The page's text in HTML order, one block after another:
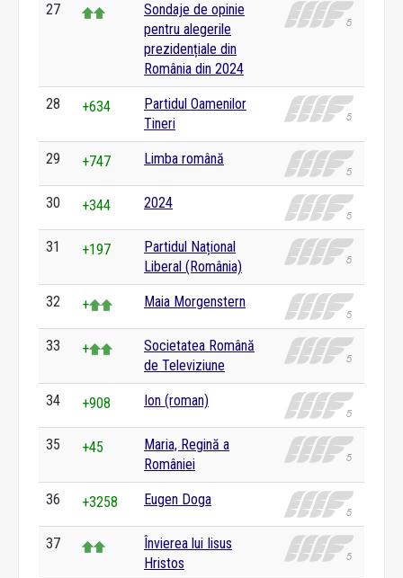
27
Sondaje de opinie
pentru alegerile
prezidențiale din
România din 2024
28 +634
Partidul Oamenilor
Tineri
29 +747 Limba română
30 +344 2024
31 +197
Partidul Național
Liberal (România)
32 + Maia Morgenstern
33 +
Societatea Română
de Televiziune
34 +908 Ion (roman)
35 +45
Maria, Regină a
României
36 +3258 Eugen Doga
37
Învierea lui Iisus
Hristos